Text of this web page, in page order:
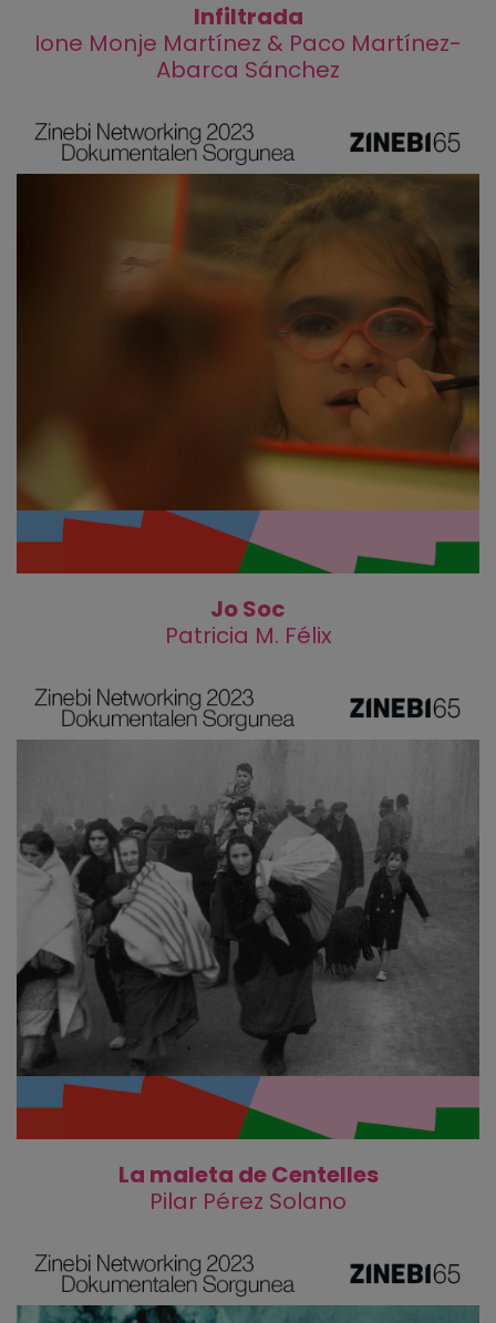
Infiltrada
Ione Monje Martínez & Paco Martínez-
Abarca Sánchez
Jo Soc
Patricia M. Félix
La maleta de Centelles
Pilar Pérez Solano